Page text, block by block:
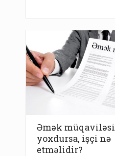
Əmək müqaviləsi
yoxdursa, işçi nə
etməlidir?